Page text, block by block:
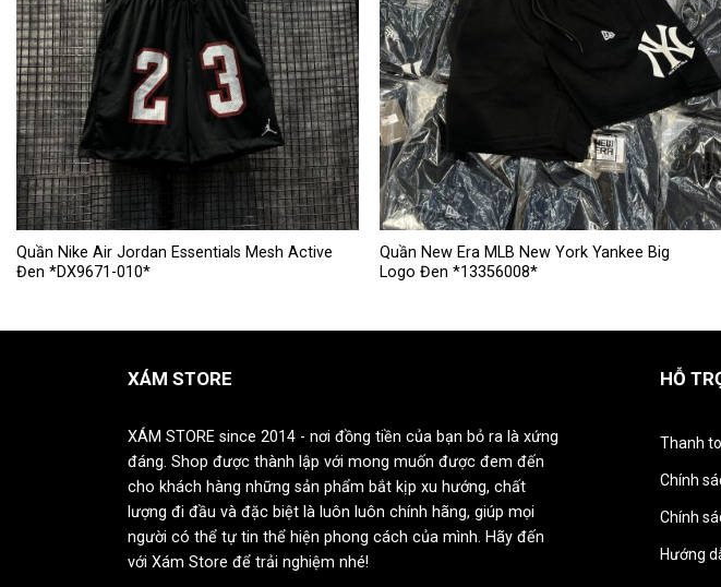
Quần Nike Air Jordan Essentials Mesh Active
Đen *DX9671-010*
Sản
phẩm
có
Quần New Era MLB New York Yankee Big
Logo Đen *13356008*
Sản
phẩm
có
Các
chọn
thể
XÁM STORE
XÁM STORE since 2014 - nơi đồng tiền của bạn bỏ ra là xứng
đáng. Shop được thành lập với mong muốn được đem đến
cho khách hàng những sản phẩm bắt kịp xu hướng, chất
lượng đi đầu và đặc biệt là luôn luôn chính hãng, giúp mọi
người có thể tự tin thể hiện phong cách của mình. Hãy đến
với Xám Store để trải nghiệm nhé!
HỖ
Thanh
Chính
Chính
Hướng